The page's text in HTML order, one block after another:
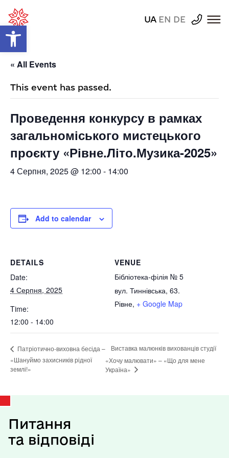
Відкрити Панель інструментів
UA EN DE
« All Events
This event has passed.
Проведення конкурсу в рамках
загальноміського мистецького
проєкту «Рівне.Літо.Музика-2025»
4 Серпня, 2025 @ 12:00 - 14:00
Add to calendar
DETAILS
Date:
4 Серпня, 2025
Time:
12:00 - 14:00
VENUE
Бібліотека-філія № 5
вул. Тиннівська, 63.
Рівне, + Google Map
Патріотично-виховна бесіда –
«Шануймо захисників рідної
землі!»
Виставка малюнків вихованців студії
«Хочу малювати» – «Що для мене
Україна»
Питання
та відповіді